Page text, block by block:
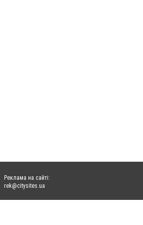
Реклама на сайті:
rek@citysites.ua